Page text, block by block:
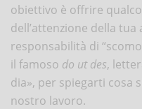
obiettivo è offrire
dell’attenzione della
responsabilità di
il famoso do ut des,
dia», per spiegarti cosa
nostro lavoro.